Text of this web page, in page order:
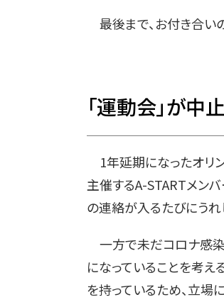
最後まで、お付き合い
「運動会」が中
1年延期になったオリン
主催するA-STARTメンバ
の連絡が入るたびにうれ
一方で未だコロナ感染
になっていることを考え
を持っているため、立場